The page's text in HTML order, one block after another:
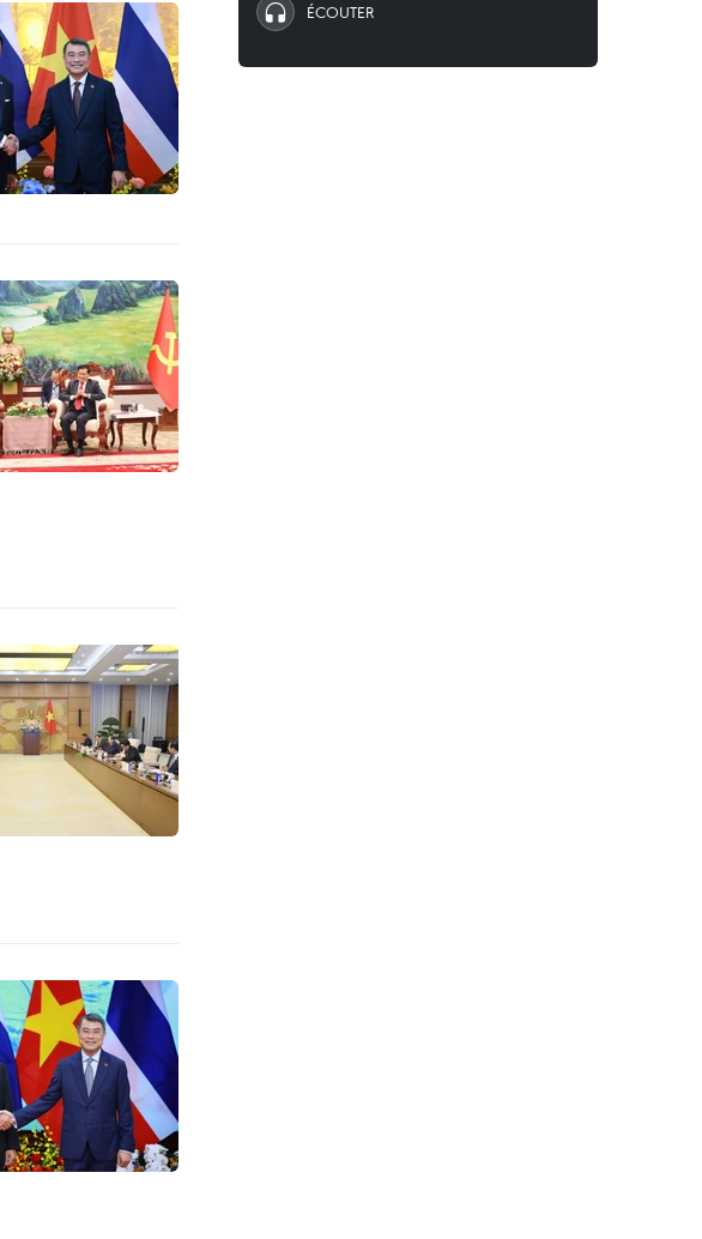
ÉCOUTER